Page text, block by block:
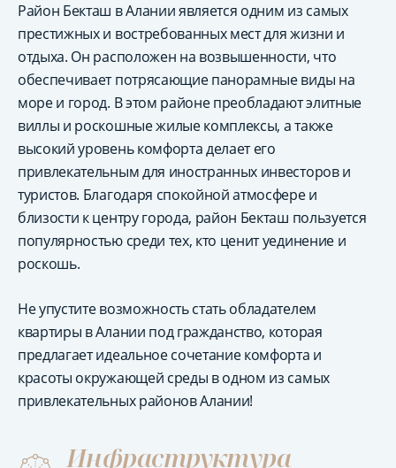
Район Бекташ в Алании является одним из самых
престижных и востребованных мест для жизни и
отдыха. Он расположен на возвышенности, что
обеспечивает потрясающие панорамные виды на
море и город. В этом районе преобладают элитные
виллы и роскошные жилые комплексы, а также
высокий уровень комфорта делает его
привлекательным для иностранных инвесторов и
туристов. Благодаря спокойной атмосфере и
близости к центру города, район Бекташ пользуется
популярностью среди тех, кто ценит уединение и
роскошь.
Не упустите возможность стать обладателем
квартиры в Алании под гражданство, которая
предлагает идеальное сочетание комфорта и
красоты окружающей среды в одном из самых
привлекательных районов Алании!
Инфраструктура